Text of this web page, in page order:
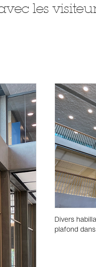
les
Divers
plafond